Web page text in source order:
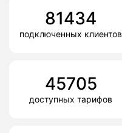
81434
подключенных клиентов
45705
доступных тарифов